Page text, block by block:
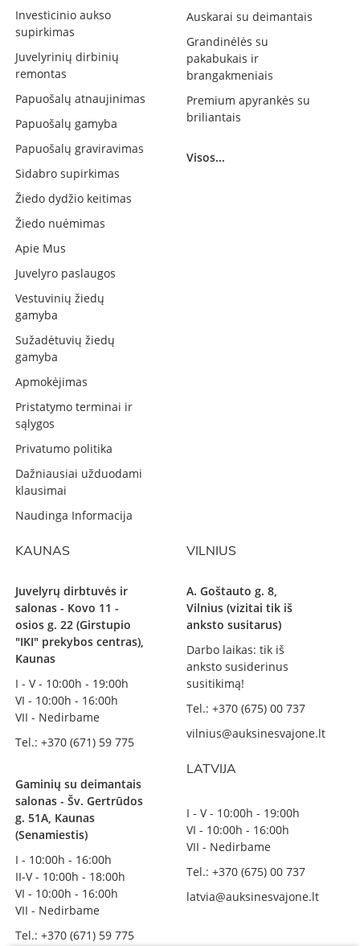
Investicinio aukso
supirkimas
Juvelyrinių dirbinių
remontas
Papuošalų atnaujinimas
Papuošalų gamyba
Papuošalų graviravimas
Sidabro supirkimas
Žiedo dydžio keitimas
Žiedo nuėmimas
Apie Mus
Juvelyro paslaugos
Vestuvinių žiedų
gamyba
Sužadėtuvių žiedų
gamyba
Apmokėjimas
Pristatymo terminai ir
sąlygos
Privatumo politika
Dažniausiai užduodami
klausimai
Naudinga Informacija
Auskarai su deimantais
Grandinėlės su
pakabukais ir
brangakmeniais
Premium apyrankės su
briliantais
Visos...
KAUNAS
Juvelyrų dirbtuvės ir
salonas - Kovo 11 -
osios g. 22 (Girstupio
"IKI" prekybos centras),
Kaunas
I - V - 10:00h - 19:00h
VI - 10:00h - 16:00h
VII - Nedirbame
Tel.: +370 (671) 59 775
Gaminių su deimantais
salonas - Šv. Gertrūdos
g. 51A, Kaunas
(Senamiestis)
I - 10:00h - 16:00h
II-V - 10:00h - 18:00h
VI - 10:00h - 16:00h
VII - Nedirbame
Tel.: +370 (671) 59 775
VILNIUS
A. Goštauto g. 8,
Vilnius (vizitai tik iš
anksto susitarus)
Darbo laikas: tik iš
anksto susiderinus
susitikimą!
Tel.: +370 (675) 00 737
vilnius@auksinesvajone.lt
LATVIJA
I - V - 10:00h - 19:00h
VI - 10:00h - 16:00h
VII - Nedirbame
Tel.: +370 (675) 00 737
latvia@auksinesvajone.lt